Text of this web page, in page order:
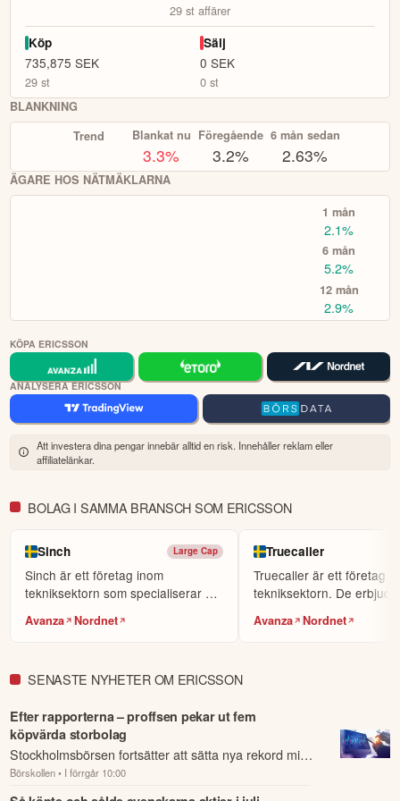
29 st affärer
Köp
735,875 SEK
29 st
Sälj
0 SEK
0 st
BLANKNING
Trend
Blankat nu
3.3%
Föregående
3.2%
6 mån sedan
2.63%
ÄGARE HOS NÄTMÄKLARNA
1 mån
2.1%
6 mån
5.2%
12 mån
2.9%
KÖPA ERICSSON
ANALYSERA ERICSSON
Att investera dina pengar innebär alltid en risk. Innehåller reklam eller
affiliatelänkar.
BOLAG I SAMMA BRANSCH SOM ERICSSON
Sinch Large Cap
Sinch är ett företag inom
tekniksektorn som specialiserar sig
Avanza Nordnet
Truecaller
Truecaller är ett företag
tekniksektorn. De
Avanza Nordnet
SENASTE NYHETER OM ERICSSON
Efter rapporterna – proffsen pekar ut fem
köpvärda storbolag
Stockholmsbörsen fortsätter att sätta nya rekord mitt
under en rapportsäsong som Ålandsbankens
Börskollen • I förrgår 10:00